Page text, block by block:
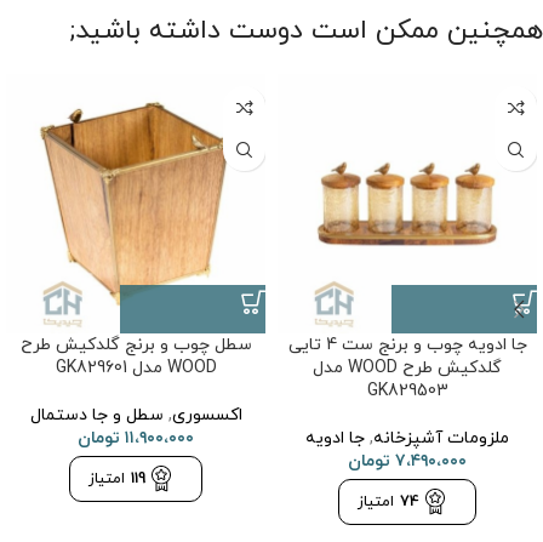
همچنین ممکن است دوست داشته باشید;
جا ادویه چوب و برنج ست 4 تایی
گلدکیش طرح WOOD مدل
GK829503
ملزومات آشپزخانه, جا ادویه
۷،۴۹۰،۰۰۰ تومان
74 امتیاز
سطل چوب و برنج گلدکیش طرح
WOOD مدل GK829601
اکسسوری, سطل و جا دستمال
۱۱،۹۰۰،۰۰۰ تومان
119 امتیاز